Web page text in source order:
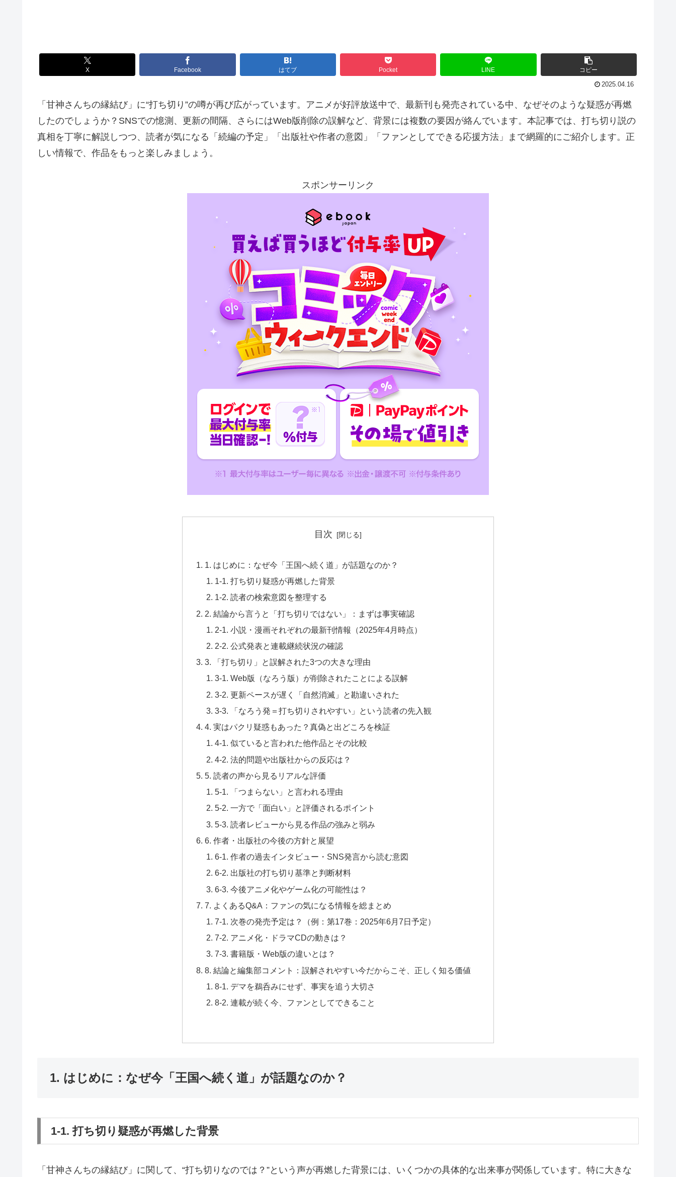
X Facebook はてブ Pocket LINE コピー
2025.04.16
「甘神さんちの縁結び」に“打ち切り”の噂が再び広がっています。アニメが好評放送中で、最新刊も発売されている中、なぜそのような疑惑が再燃
したのでしょうか？SNSでの憶測、更新の間隔、さらにはWeb版削除の誤解など、背景には複数の要因が絡んでいます。本記事では、打ち切り説の
真相を丁寧に解説しつつ、読者が気になる「続編の予定」「出版社や作者の意図」「ファンとしてできる応援方法」まで網羅的にご紹介します。正
しい情報で、作品をもっと楽しみましょう。
スポンサーリンク
目次
1. はじめに：なぜ今「王国へ続く道」が話題なのか？
1-1. 打ち切り疑惑が再燃した背景
1-2. 読者の検索意図を整理する
2. 結論から言うと「打ち切りではない」：まずは事実確認
2-1. 小説・漫画それぞれの最新刊情報（2025年4月時点）
2-2. 公式発表と連載継続状況の確認
3. 「打ち切り」と誤解された3つの大きな理由
3-1. Web版（なろう版）が削除されたことによる誤解
3-2. 更新ペースが遅く「自然消滅」と勘違いされた
3-3. 「なろう発＝打ち切りされやすい」という読者の先入観
4. 実はパクリ疑惑もあった？真偽と出どころを検証
4-1. 似ていると言われた他作品とその比較
4-2. 法的問題や出版社からの反応は？
5. 読者の声から見るリアルな評価
5-1. 「つまらない」と言われる理由
5-2. 一方で「面白い」と評価されるポイント
5-3. 読者レビューから見る作品の強みと弱み
6. 作者・出版社の今後の方針と展望
6-1. 作者の過去インタビュー・SNS発言から読む意図
6-2. 出版社の打ち切り基準と判断材料
6-3. 今後アニメ化やゲーム化の可能性は？
7. よくあるQ&A：ファンの気になる情報を総まとめ
7-1. 次巻の発売予定は？（例：第17巻：2025年6月7日予定）
7-2. アニメ化・ドラマCDの動きは？
7-3. 書籍版・Web版の違いとは？
8. 結論と編集部コメント：誤解されやすい今だからこそ、正しく知る価値
8-1. デマを鵜呑みにせず、事実を追う大切さ
8-2. 連載が続く今、ファンとしてできること
1. はじめに：なぜ今「王国へ続く道」が話題なのか？
1-1. 打ち切り疑惑が再燃した背景
「甘神さんちの縁結び」に関して、“打ち切りなのでは？”という声が再燃した背景には、いくつかの具体的な出来事が関係しています。特に大きな